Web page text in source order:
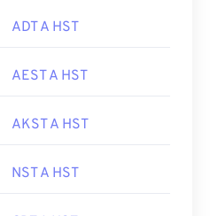
ADT A HST
AEST A HST
AKST A HST
NST A HST